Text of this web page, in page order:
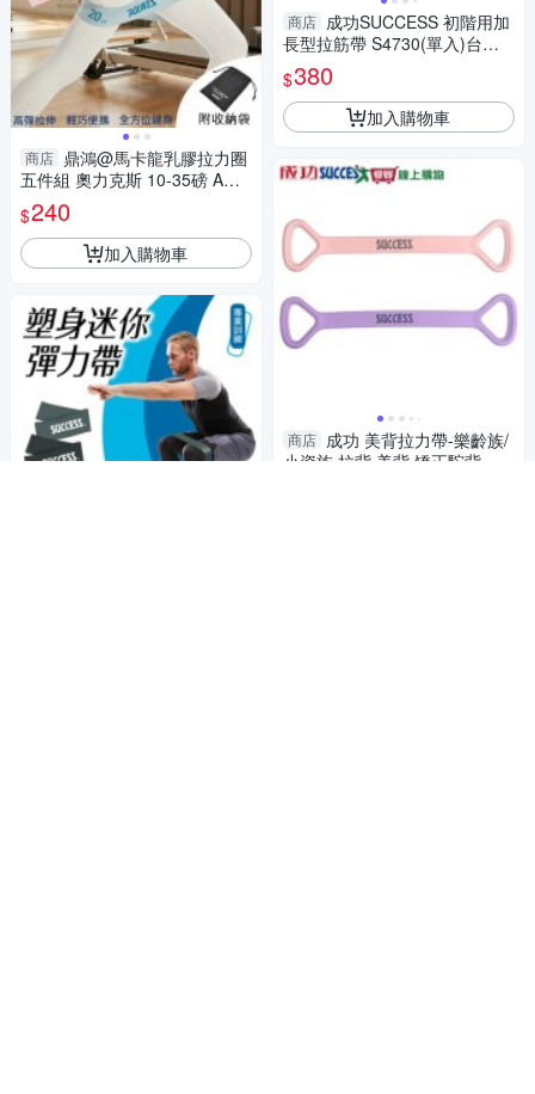
商店 鼎鴻@馬卡龍乳膠拉力圈
五件組 奧力克斯 10-35磅 AOLI
KES 男女通用 附收納袋 阻力帶
$240
加入購物車
商店 成功SUCCESS 初階用加
長型拉筋帶 S4730(單入)台灣
製
$380
加入購物車
商店 成功 美背拉力帶-樂齡族/
小資族 拉背 美背 矯正駝背 雕